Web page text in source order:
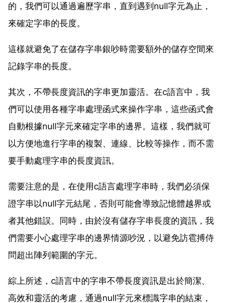
的，我們可以通過遍歷字串，直到遇到null字元為止，
來確定字串的長度。
這樣就避免了在儲存字串銀吵時需要額外的儲存空間來
記錄字串的長度。
其次，不帶長度資訊的字串更加靈活。在c語言中，我
們可以使用各種字串處理函式來操作字串，這些函式會
自動根據null字元來確定字串的邊界。這樣，我們就可
以方便地進行字串的複製、連線、比較等操作，而不需
要手動處理字串的長度資訊。
需要注意的是，在使用c語言處理字串時，我們必須保
證字串以null字元結尾，否則可能會導致記憶體越界或
者其他錯誤。同時，由於沒有儲存字串長度的資訊，我
們需要小心處理字串的邊界情源吵況，以避免訪雹搏侍
問超出陣列範圍的字元。
綜上所述，c語言中的字串不帶長度資訊是出於簡潔、
高效和靈活的考慮，通過null字元來標識字串的結束，